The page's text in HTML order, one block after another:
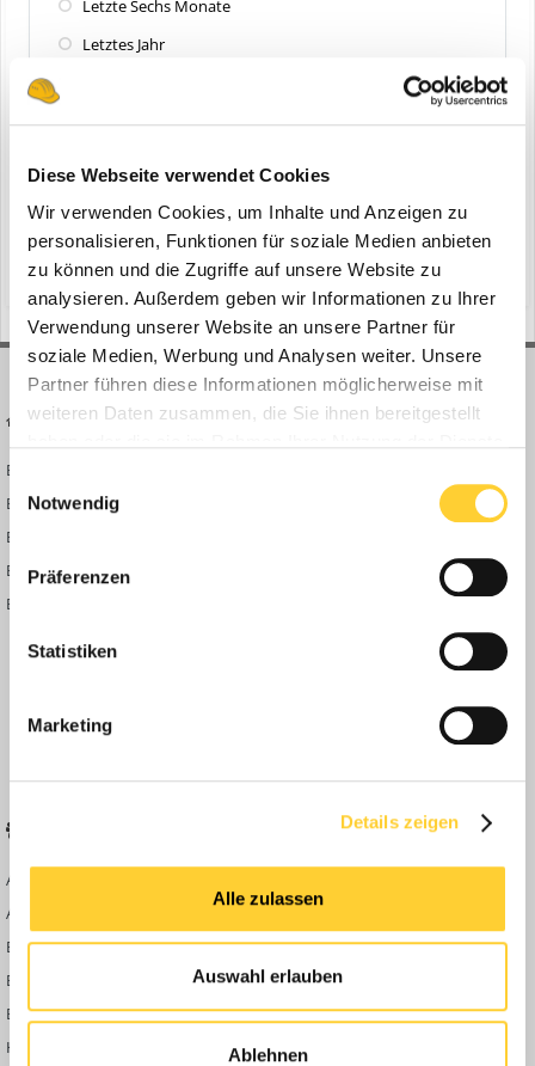
Diese Webseite verwendet Cookies
Wir verwenden Cookies, um Inhalte und Anzeigen zu
personalisieren, Funktionen für soziale Medien anbieten
zu können und die Zugriffe auf unsere Website zu
analysieren. Außerdem geben wir Informationen zu Ihrer
Verwendung unserer Website an unsere Partner für
soziale Medien, Werbung und Analysen weiter. Unsere
Partner führen diese Informationen möglicherweise mit
weiteren Daten zusammen, die Sie ihnen bereitgestellt
Einwilligungsauswahl
Notwendig
Präferenzen
Statistiken
Marketing
Details zeigen
Alle zulassen
Auswahl erlauben
Ablehnen
Letzte Sechs Monate
Letztes Jahr
Suche starten
BAUFORUM24
Bauforum24 News
Bauforum24 TV
BF24 Mediathek
BF24 Fotostrecken
Bauforum Shop
FORUM LINKS
Abbruch
Ausbildung & Beruf
Bau Allgemein
Baumaschinen
Berg- & Tagebau
Hoch- & Tiefbau
KONTAKT
Bauforum24
Kontakt
Impressum
Datenschutzerklärung